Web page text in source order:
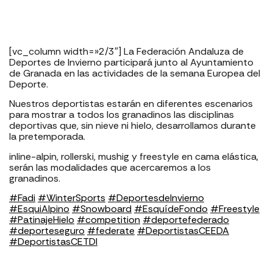
[vc_column width=»2/3″] La Federación Andaluza de
Deportes de Invierno participará junto al Ayuntamiento
de Granada en las actividades de la semana Europea del
Deporte.
Nuestros deportistas estarán en diferentes escenarios
para mostrar a todos los granadinos las disciplinas
deportivas que, sin nieve ni hielo, desarrollamos durante
la pretemporada.
inline-alpin, rollerski, mushig y freestyle en cama elástica,
serán las modalidades que acercaremos a los
granadinos.
#Fadi #WinterSports #DeportesdeInvierno
#EsquiAlpino #Snowboard #EsquídeFondo #Freestyle
#PatinajeHielo #competition #deportefederado
#deporteseguro #federate #DeportistasCEEDA
#DeportistasCETDI